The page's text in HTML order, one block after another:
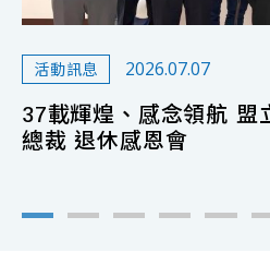
活動訊息
37載輝煌、感念領航 盟
總裁 退休感恩會